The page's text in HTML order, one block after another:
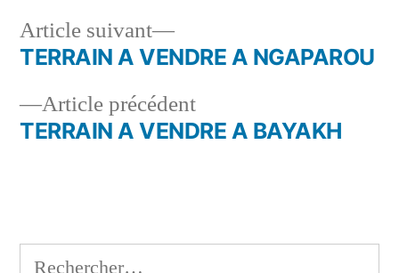
Navigation
deArticle précédentArticle
précédent :
TERRAIN A VENDRE A BAYAKH
Article suivant
Article
suivant :
TERRAIN A VENDRE A NGAPAROU
Rechercher :